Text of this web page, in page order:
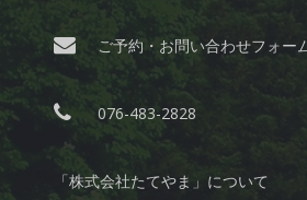
ご予約・お問い合わせフォー
076-483-2828
「株式会社たてやま」について